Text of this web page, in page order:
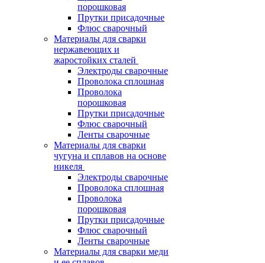
порошковая
Прутки присадочные
Флюс сварочный
Материалы для сварки
нержавеющих и
жаростойких сталей
Электроды сварочные
Проволока сплошная
Проволока
порошковая
Прутки присадочные
Флюс сварочный
Ленты сварочные
Материалы для сварки
чугуна и сплавов на основе
никеля
Электроды сварочные
Проволока сплошная
Проволока
порошковая
Прутки присадочные
Флюс сварочный
Ленты сварочные
Материалы для сварки меди